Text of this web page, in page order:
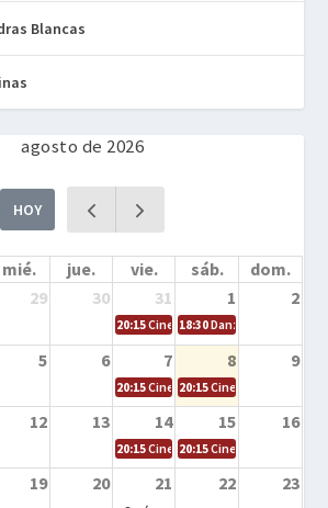
Blancas
agosto de 2026
HOY
mié. jue. vie. sáb.
dom.
29 30 31 1 2
20:15Cine en la calle – Cómo
18:30Danza – Cita en el
5 6 7 8 9
20:15Cine en la calle – El niño y la
20:15Cine en la calle –
12 13 14 15 16
20:15Cine en la calle – Tortugas
20:15Cine en la calle –
19 20 21 22 23